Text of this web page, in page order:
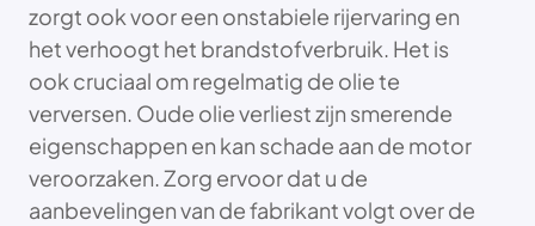
zorgt ook voor een onstabiele rijervaring en
het verhoogt het brandstofverbruik. Het is
ook cruciaal om regelmatig de olie te
verversen. Oude olie verliest zijn smerende
eigenschappen en kan schade aan de motor
veroorzaken. Zorg ervoor dat u de
aanbevelingen van de fabrikant volgt over de